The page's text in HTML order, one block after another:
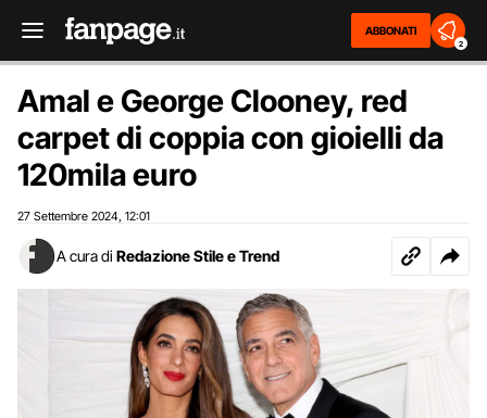
ABBONATI
2
Amal e George Clooney, red
carpet di coppia con gioielli da
120mila euro
27 Settembre 2024 12:01
A cura di Redazione Stile e Trend